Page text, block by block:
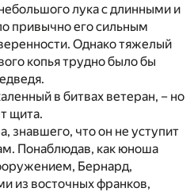
лука с длинными и
привычно его сильным
Однако тяжелый
копья трудно было бы
в битвах ветеран, – но
щита.
знавшего, что он не уступит
Понаблюдав, как юноша
Бернард,
из восточных франков,